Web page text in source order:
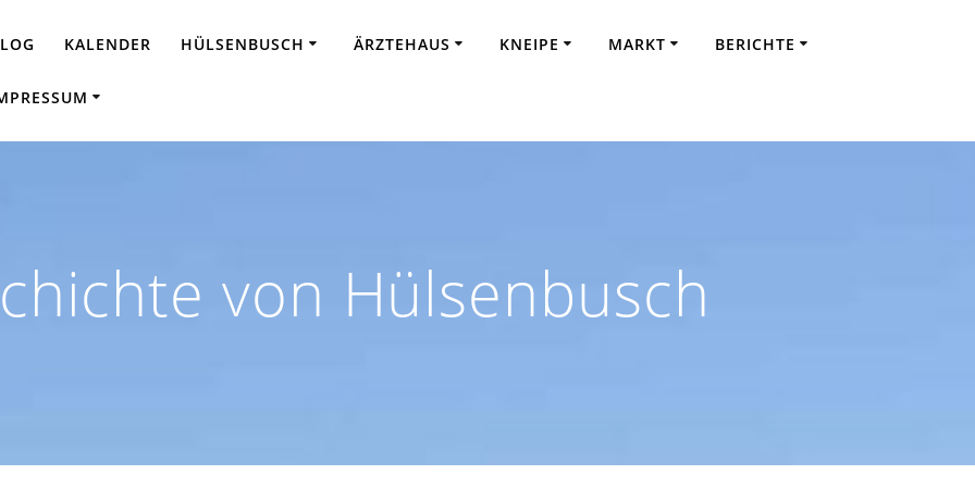
KALENDER HÜLSENBUSCH ÄRZTEHAUS KNEIPE MARKT BERICHTE
von Hülsenbusch